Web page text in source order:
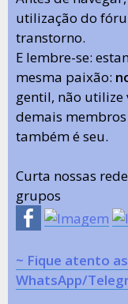
utilização do
transtorno.
E lembre-se:
mesma paixão:
gentil, não
demais membros
também é seu.
Curta nossas
grupos
~ Fique atento
WhatsApp/